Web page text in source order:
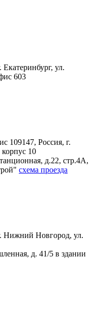
Екатеринбург, ул.
603
109147, Россия, г.
10
д.22, стр.4А,
схема проезда
Нижний Новгород, ул.
д. 41/5 в здании